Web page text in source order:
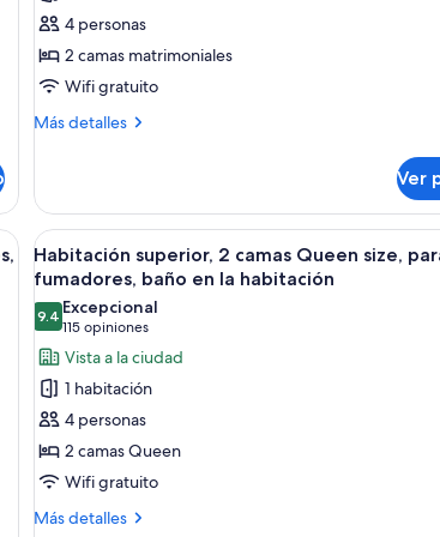
2
camas
matrimoniales,
para
no
en
la
habitación
4 personas
2 camas matrimoniales
Wifi gratuito
Más detalles
Más
2
camas
matrimoniales,
para
fumadores,
baño
en
la
habitación
Ver
y escritorio
Abrir
todas
las
fotos
de
Habitación
superior,
2
camas
Queen
size,
Habitación de hotel
6
Habitación superior, 2 camas Queen size,
fumadores, baño en la habitación
9.49.4 de 10
Excepcional
115 opiniones
(115
opiniones)
Vista a la ciudad
1 habitación
4 personas
2 camas Queen
Wifi gratuito
Más detalles
Más